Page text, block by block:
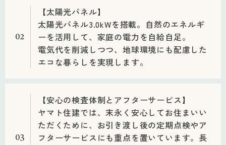
02
【太陽光パネル】
太陽光パネル3.0kWを搭載。自然のエネルギ
ーを活用して、家庭の電力を自給自足。
電気代を削減しつつ、地球環境にも配慮した
エコな暮らしを実現します。
03
【安心の検査体制とアフターサービス】
ヤマト住建では、末永く安心してお住まいい
ただくために、お引き渡し後の定期点検やア
フターサービスにも重点を置いています。長